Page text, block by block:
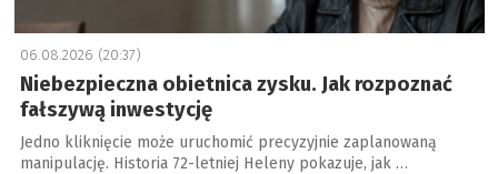
06.08.2026 (20:37)
Niebezpieczna obietnica zysku. Jak rozpoznać
fałszywą inwestycję
Jedno kliknięcie może uruchomić precyzyjnie zaplanowaną
manipulację. Historia 72-letniej Heleny pokazuje, jak …